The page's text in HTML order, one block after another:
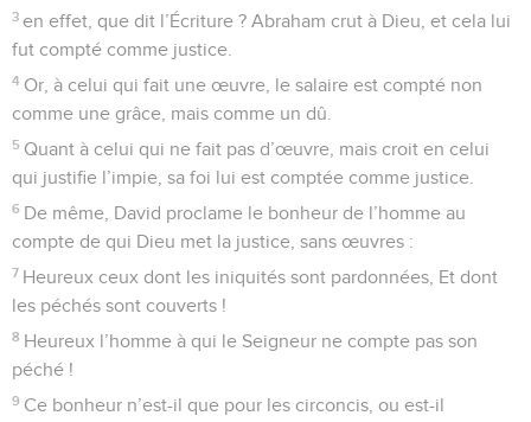
3 en effet, que dit l’Écriture ? Abraham crut à Dieu, et cela lui
fut compté comme justice.
4 Or, à celui qui fait une œuvre, le salaire est compté non
comme une grâce, mais comme un dû.
5 Quant à celui qui ne fait pas d’œuvre, mais croit en celui
qui justifie l’impie, sa foi lui est comptée comme justice.
6 De même, David proclame le bonheur de l’homme au
compte de qui Dieu met la justice, sans œuvres :
7 Heureux ceux dont les iniquités sont pardonnées, Et dont
les péchés sont couverts !
8 Heureux l’homme à qui le Seigneur ne compte pas son
péché !
9 Ce bonheur n’est-il que pour les circoncis, ou est-il